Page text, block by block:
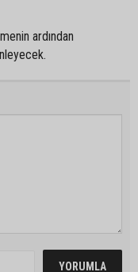
ardından